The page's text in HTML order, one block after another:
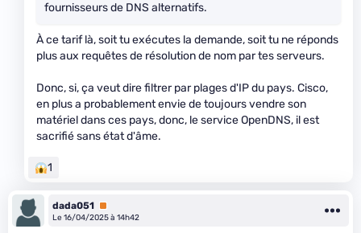
fournisseurs de DNS alternatifs.
À ce tarif là, soit tu exécutes la demande, soit tu ne réponds
plus aux requêtes de résolution de nom par tes serveurs.
Donc, si, ça veut dire filtrer par plages d'IP du pays. Cisco,
en plus a probablement envie de toujours vendre son
matériel dans ces pays, donc, le service OpenDNS, il est
sacrifié sans état d'âme.
1
dada051 Premium
Le 16/04/2025 à 14h42